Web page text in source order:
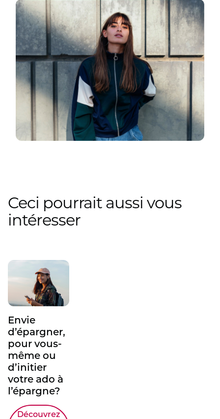
Ceci pourrait aussi vous
intéresser
Envie
d’épargner,
pour vous-
même ou
d’initier
votre ado à
l’épargne?
Découvrez